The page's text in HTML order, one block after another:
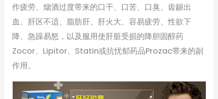
作疲劳、烟酒过度带来的口干、口苦、口臭、齿龈出
血、肝区不适、脂肪肝、肝火大、容易疲劳、性欲下
降、急躁易怒，以及服用使肝脏受损的降胆固醇药
Zocor、Lipitor、Statin或抗忧郁药品Prozac带来的副
作用。